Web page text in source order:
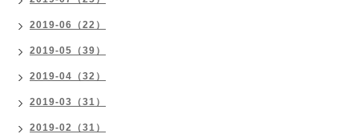
2019-06（22）
2019-05（39）
2019-04（32）
2019-03（31）
2019-02（31）